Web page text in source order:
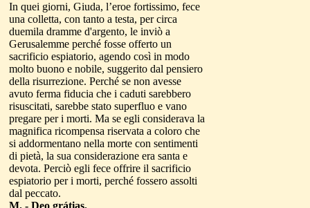
In quei giorni, Giuda, l’eroe fortissimo, fece
una colletta, con tanto a testa, per circa
duemila dramme d'argento, le inviò a
Gerusalemme perché fosse offerto un
sacrificio espiatorio, agendo così in modo
molto buono e nobile, suggerito dal pensiero
della risurrezione. Perché se non avesse
avuto ferma fiducia che i caduti sarebbero
risuscitati, sarebbe stato superfluo e vano
pregare per i morti. Ma se egli considerava la
magnifica ricompensa riservata a coloro che
si addormentano nella morte con sentimenti
di pietà, la sua considerazione era santa e
devota. Perciò egli fece offrire il sacrificio
espiatorio per i morti, perché fossero assolti
dal peccato.
M. - Deo grátias.